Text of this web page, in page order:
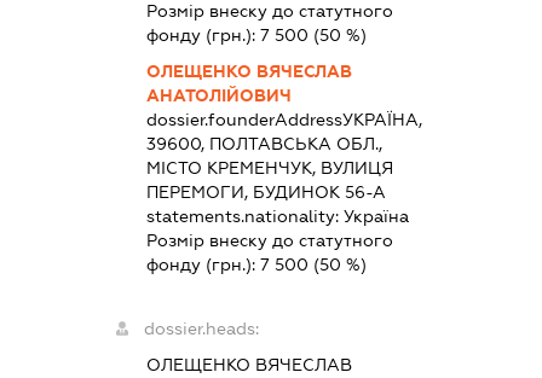
Розмір внеску до статутного
фонду (грн.): 7 500 (50 %)
ОЛЕЩЕНКО ВЯЧЕСЛАВ
АНАТОЛІЙОВИЧ
dossier.founderAddressУКРАЇНА,
39600, ПОЛТАВСЬКА ОБЛ.,
МІСТО КРЕМЕНЧУК, ВУЛИЦЯ
ПЕРЕМОГИ, БУДИНОК 56-А
statements.nationality: Україна
Розмір внеску до статутного
фонду (грн.): 7 500 (50 %)
dossier.heads:
ОЛЕЩЕНКО ВЯЧЕСЛАВ